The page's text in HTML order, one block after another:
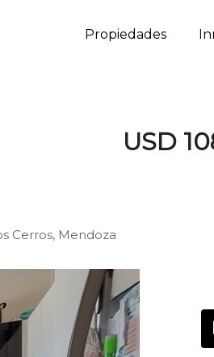
Propiedades
USD
Cerros, Mendoza